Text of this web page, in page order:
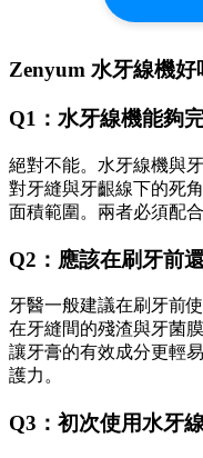
Zenyum 水牙線機
Q1：水牙線機能夠
絕對不能。水牙線機與
對牙縫與牙齦線下的死
面積範圍。兩者必須配
Q2：應該在刷牙前
牙醫一般建議在刷牙前
在牙縫間的殘渣與牙菌
讓牙膏的有效成分更輕
護力。
Q3：初次使用水牙